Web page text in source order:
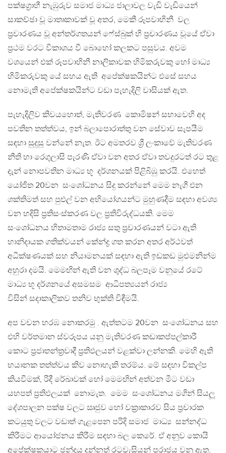
පක්ෂග්‍රාහී නැඹුරුව සමාජ මාධ්‍ය ජාලාවල වැඩි වැඩියෙන්
සාකච්ඡා වූ මාතෘකාවක් වූ අතර, මෙකී රූපවාහිනී වල
ප්‍රචාරණය වූ අන්තර්ගතයන් ෆේස්බුක් හි ප්‍රචාරණය වූයේ ඒවා
ප්‍රථම වරට විකාශය වී බොහෝ කලකට පසුවය. අවම
වශයෙන් එක් රූපවාහිනී නාලිකාවක හිමිකරුවකු හෝ මාධ්‍ය
හිමිකරුවකු යේ සහය ඇති අපේක්ෂකයින්ට එසේ සහය
නොමැති අපේක්ෂකයින්ට වඩා පැහැදිලි වාසියක් ඇත.
පැහැදිලිව කිවයහොත්, මැතිවරණ කොමිෂන් සභාවෙහි අද
පවතින තත්ත්වය, ඉන් බලාපොරාත්තු වන සේවාව සැපයීම
සඳහා සුදුසු වන්නේ නැත. ඊට අමතරව ශ්‍රී ලංකාවේ මැතිවරණ
නීති හා රෙගුලාසි පැරණි ඒවා වන අතර ඒවා තවදුරටත් රට තුළ
දැන් නොපවතින මාධ්‍ය භූ දර්ශනයක් පිළිබිඹු කරයි. එහෙත්
යෝජිත 20වන සංශෝධනය සිදු කරන්නේ මෙම නැගී එන
ශක්තිමත් සහ පුළුල් වන අභියෝගයන්ට මුහුණදීම සඳහා අවශ්‍ය
වන හදිසි ප්‍රතිසංස්කරණ වල ප්‍රතිවිරුද්ධයකි. මෙම
සංශෝධනය හිතාමතාම රාජ්‍ය සතු ප්‍රචාරණයන් වටා ඇති
හානිදායක ගතික්වයන් කේන්ද්‍ර ගත කරන අතර අර්ථවත්
අධීක්ෂණයක් සහ නියාමනයක් සඳහා ඇති ඉඩකඩ මුළුමනින්ම
අහුරා දමයි. මෙමඟින් ඇති වන ශුද්ධ බලපෑම වනුයේ රටේ
මාධ්‍ය භූ දර්ශනයේ අසමසම ආධිපත්‍යයන් රාජ්‍ය
විසින් සදාකාලිකව තනිව භුක්ති විඳීමයි.
අප වචන හරඹ නොකරමු . ඇත්තටම 20වන සංශෝධනය සහ
එහි වර්තමාන ස්වරූපය යනු මැතිවරණ කඩාකප්පල්කාරී
කොට ප්‍රජාතන්ත්‍රවාදී ප්‍රතිඵලයන් වළක්වා ලන්නකි. මෙහි ඇති
භයානක තත්ත්වය කිව නොහැකි තරම්ය. මේ සඳහා විකල්ප
කියවීමක්, රිදී රේඛාවක් හෝ මෙමඟින් අත්වන මීට වඩා
යහපත් ප්‍රතිඵලයක් නොමැත. මෙම සංශෝධනය මගින් සියලූ
දේශපාලන පක්ෂ වලට ඍජුව හෝ වක්‍රාකාරව සිය ප්‍රචාරක
කටයුතු වලට වඩාත් ගැළපෙන පරිදි සමාජ මාධ්‍ය සන්නද්ධ
කිරීමට ආයෝජනය කිරීම සඳහා බල කෙරේ. ඒ අනුව කොයි
අපේක්ෂකයාට ඡන්දය දුන්නත් රටවැසියන් පරාජය වනු ඇත.